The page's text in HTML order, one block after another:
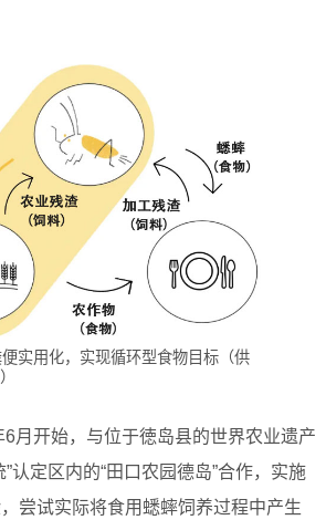
实用化，实现循环型食物目标（供
月开始，与位于徳岛县的世界农业遗产
认定区内的“田口农园德岛”合作，实施
尝试实际将食用蟋蟀饲养过程中产生